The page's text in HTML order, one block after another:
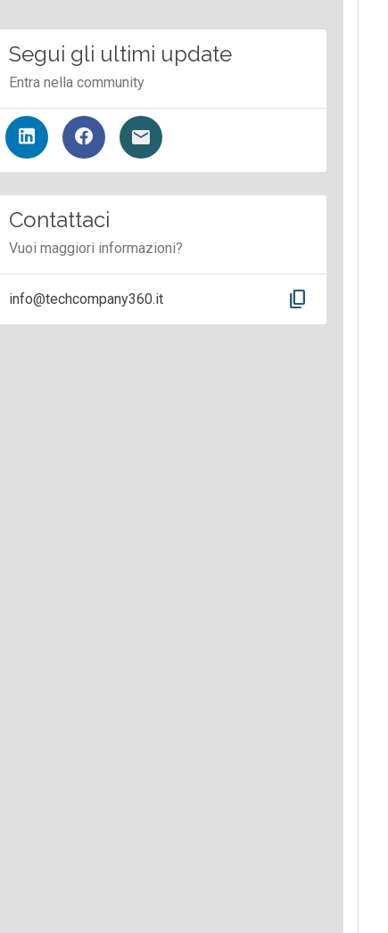
Segui gli ultimi update
Entra nella community
Contattaci
Vuoi maggiori informazioni?
info@techcompany360.it content_copy